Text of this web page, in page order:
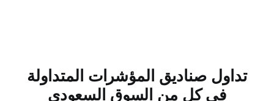
تداول صناديق المؤشرات المتداولة
في كل من السوق السعودي